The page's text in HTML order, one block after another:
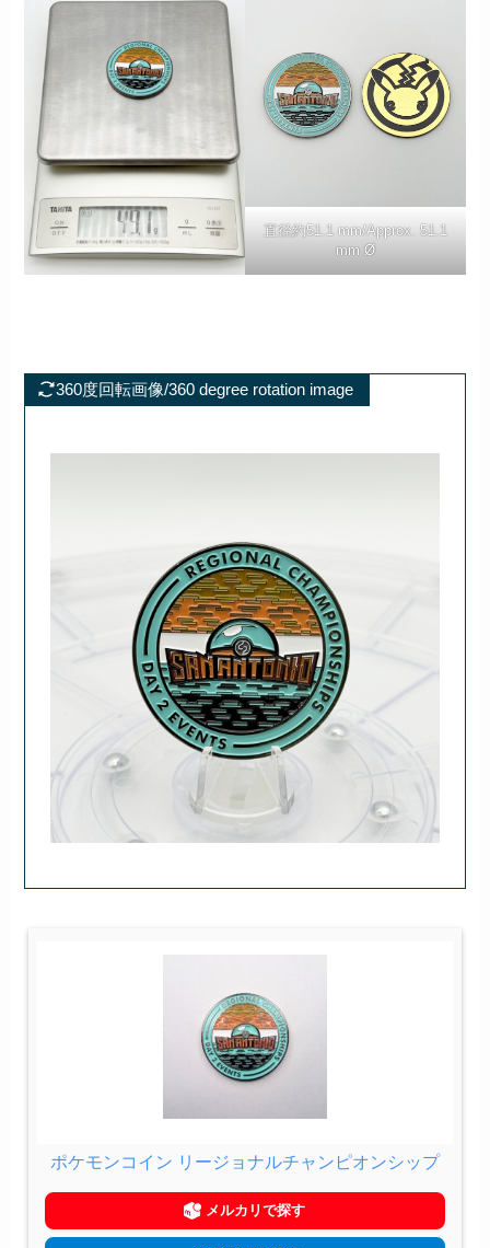
直径約51.1 mm/Approx. 51.1
mm Ø
360度回転画像/360 degree rotation image
ポケモンコイン リージョナルチャンピオンシップ
メルカリで探す